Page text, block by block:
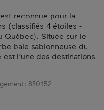
reconnue pour la
(classifiés 4 étoiles -
Québec). Située sur le
baie sablonneuse du
l’une des destinations
: 850152